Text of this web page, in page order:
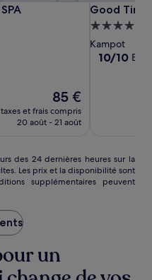
CASTLE
BAYVIEW
RESORT
Le
nouveau
prix
85 €
85 €
taxes et frais compris
20 août - 21 août
Good
Time
Relax
Resort
Good Time
Good Time
4.0 étoiles
Kampot
10.0
10/10
des 24 dernières heures sur la
Les prix et la disponibilité sont
supplémentaires peuvent
un